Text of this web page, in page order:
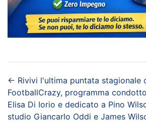
← Rivivi l'ultima puntata stagionale
FootballCrazy, programma
Elisa Di Iorio e dedicato a Pino
studio Giancarlo Oddi e James